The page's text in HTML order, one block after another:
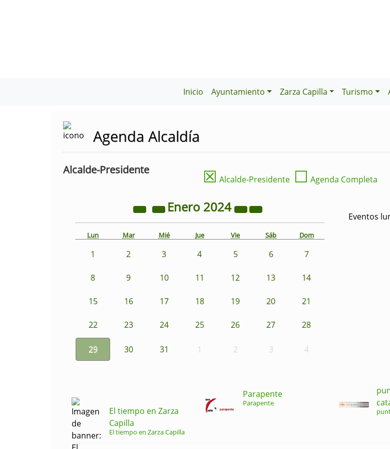
Inicio Ayuntamiento Zarza Capilla Turismo
Agenda Alcaldía
Alcalde-Presidente ☒ Alcalde-Presidente ☐ Agenda Completa
Enero 2024
Lun Mar Mié Jue Vie Sáb Dom
1 2 3 4 5 6 7
8 9 10 11 12 13 14
15 16 17 18 19 20 21
22 23 24 25 26 27 28
29 30 31 1 2 3 4
Eventos
El tiempo en Zarza
Capilla
El tiempo en Zarza Capilla
Parapente
Parapente